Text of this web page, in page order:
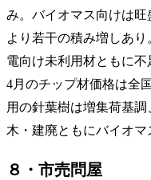
み。バイオマス向けは
より若干の積み増しあ
電向け未利用材ともに不
4月のチップ材価格は全
用の針葉樹は増集荷基
木・建廃ともにバイオマ
８・市売問屋